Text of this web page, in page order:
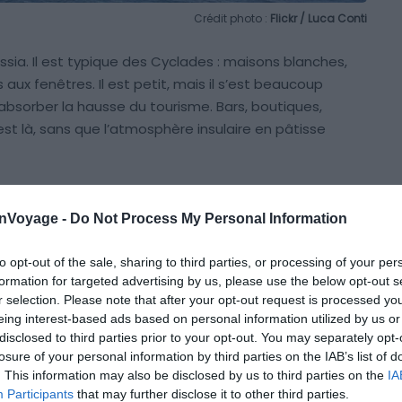
- Do Not Process My Personal Information
opt-out of the sale, sharing to third parties, or processing of your
for targeted advertising by us, please use the below opt-out
selection. Please note that after your opt-out request is processed
interest-based ads based on personal information utilized by us
to third parties prior to your opt-out. You may separately
of your personal information by third parties on the IAB’s list of
This information may also be disclosed by us to third parties on the
Participants that may further disclose it to other third parties.
Crédit photo : Flickr / Luca Conti
Il est typique des Cyclades : maisons blanches,
fenêtres. Il est petit, mais il s’est beaucoup
la hausse du tourisme. Bars, boutiques,
là, sans que l’atmosphère insulaire en pâtisse
le bon moment pour se promener dans le vieux
d’Agios Georgios et profiter des vues sur la mer et
journée, l’ambiance change complètement. Les
des bars, et on comprend pourquoi l’île plaît autant
à pied depuis le village. La vue au coucher du
Pas de foule, pas de barrières, juste la lumière du